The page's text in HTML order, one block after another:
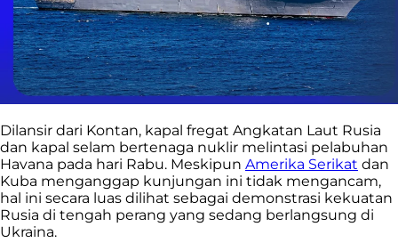
Dilansir dari Kontan, kapal fregat Angkatan Laut Rusia
dan kapal selam bertenaga nuklir melintasi pelabuhan
Havana pada hari Rabu. Meskipun Amerika Serikat dan
Kuba menganggap kunjungan ini tidak mengancam,
hal ini secara luas dilihat sebagai demonstrasi kekuatan
Rusia di tengah perang yang sedang berlangsung di
Ukraina.